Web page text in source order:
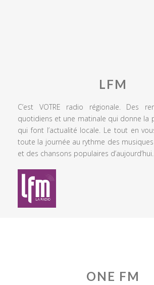
LFM
C’est VOTRE radio régionale. Des
quotidiens et une matinale qui donne la
qui font l’actualité locale. Le tout en
toute la journée au rythme des musiques
et des chansons populaires d’aujourd’hui.
ONE FM